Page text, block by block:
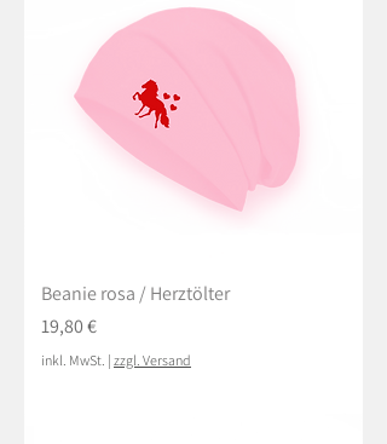
Beanie rosa / Herztölter
Preis
19,80 €
inkl. MwSt. | zzgl. Versand